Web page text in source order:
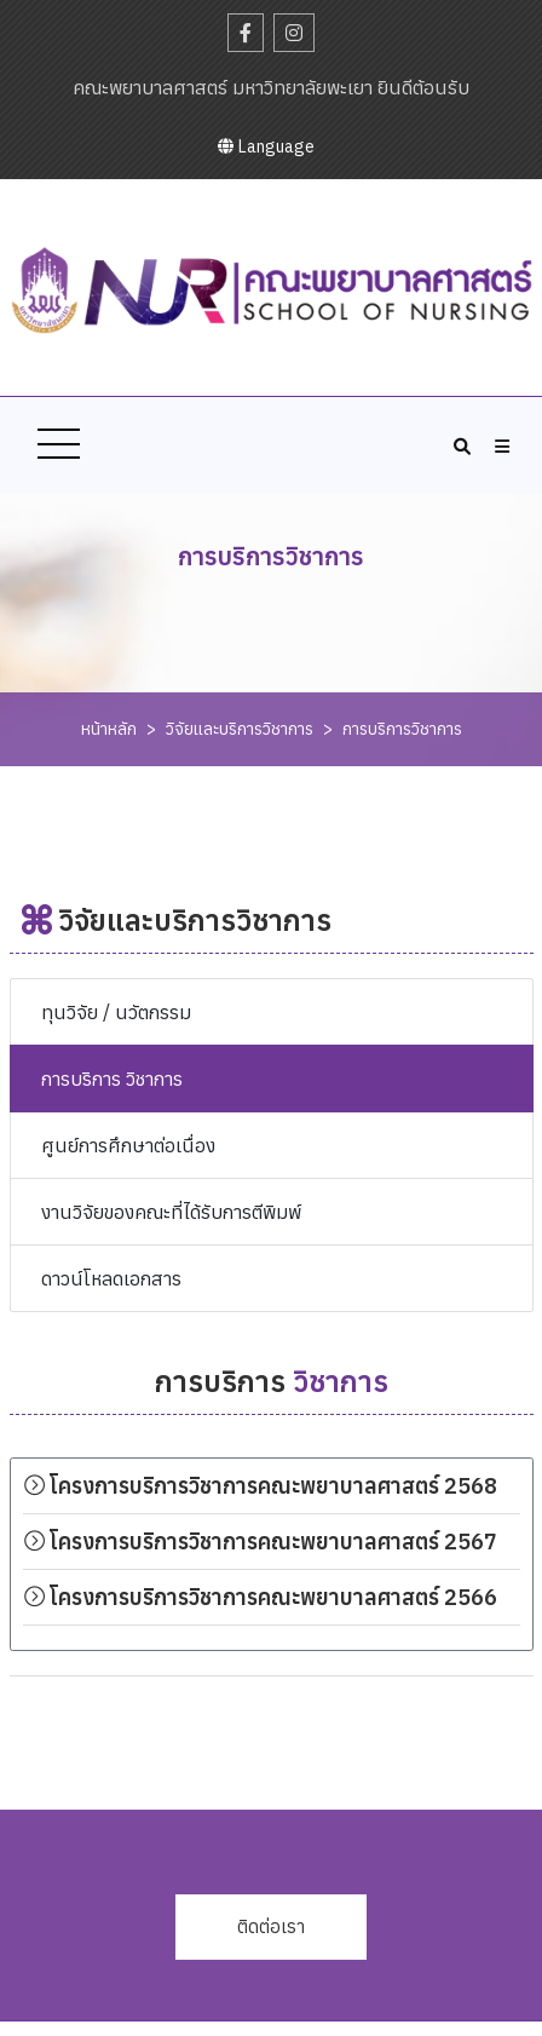
คณะพยาบาลศาสตร์ มหาวิทยาลัยพะเยา ยินดีต้อนรับ
Language
การบริการวิชาการ
หน้าหลัก > วิจัยและบริการวิชาการ > การบริการวิชาการ
วิจัยและบริการวิชาการ
ทุนวิจัย / นวัตกรรม
การบริการ วิชาการ
ศูนย์การศึกษาต่อเนื่อง
งานวิจัยของคณะที่ได้รับการตีพิมพ์
ดาวน์โหลดเอกสาร
การบริการ วิชาการ
โครงการบริการวิชาการคณะพยาบาลศาสตร์ 2568
โครงการบริการวิชาการคณะพยาบาลศาสตร์ 2567
โครงการบริการวิชาการคณะพยาบาลศาสตร์ 2566
ติดต่อเรา